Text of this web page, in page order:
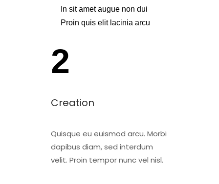
In sit amet augue non dui
Proin quis elit lacinia arcu
2
Creation
Quisque eu euismod arcu. Morbi
dapibus diam, sed interdum
velit. Proin tempor nunc vel nisl.